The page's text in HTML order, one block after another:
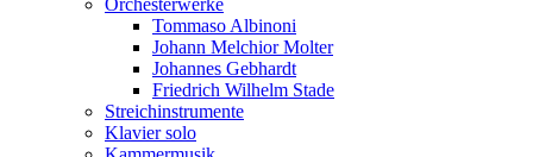
Orchesterwerke
Tommaso Albinoni
Johann Melchior Molter
Johannes Gebhardt
Friedrich Wilhelm Stade
Streichinstrumente
Klavier solo